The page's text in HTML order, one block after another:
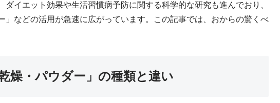
イエット効果や生活習慣病予防に関する科学的な研究も進んでおり、
」などの活用が急速に広がっています。この記事では、おからの驚くべ
燥・パウダー」の種類と違い